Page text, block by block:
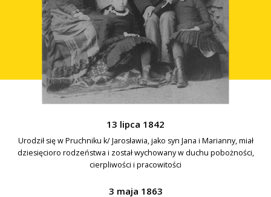
13 lipca 1842
Urodził się w Pruchniku k/ Jarosławia, jako syn Jana i Marianny, miał
dziesięcioro rodzeństwa i został wychowany w duchu pobożności,
cierpliwości i pracowitości
3 maja 1863